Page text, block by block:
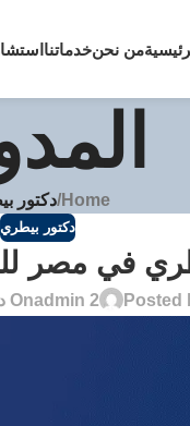
من نحنخدماتنا
Home
/دكتور
دكتور بيطري
في مصر
Posted
admin 2On ديسمبر 4, 2025